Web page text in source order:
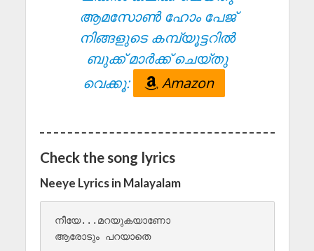
ആമസോൺ ഹോം പേജ്
നിങ്ങളുടെ കമ്പ്യൂട്ടറിൽ
ബുക്ക് മാർക്ക് ചെയ്തു
വെക്കൂ:
Amazon
Check the song lyrics
Neeye Lyrics in Malayalam
നീയേ...മറയുകയാണോ
ആരോടും പറയാതെ